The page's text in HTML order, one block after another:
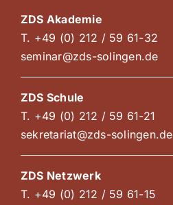
ZDS Akademie
T. +49 (0) 212 / 59 61-32
seminar@zds-solingen.de
ZDS Schule
T. +49 (0) 212 / 59 61-21
sekretariat@zds-solingen.de
ZDS Netzwerk
T. +49 (0) 212 / 59 61-15